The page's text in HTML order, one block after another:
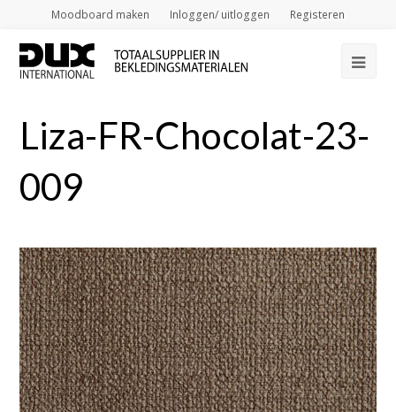
Moodboard maken Inloggen/ uitloggen Registeren
Liza-FR-Chocolat-23-
009